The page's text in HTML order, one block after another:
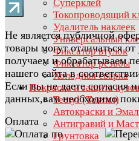
Суперклей
Токопроводящий
Удалитель наклеек
Универсальный
Фиксатор втулок
Фиксатор резьбы
Холодная сварка
Покраска и защита
Tectyl (Тектил)
Автокраски и
Антигравий и
Грунтовка
Не является публичной
товары могут отличаться
получаем и обрабатываем
нашего сайта в
Если вы не даете согласия
данных,вам необходимо
Оплата